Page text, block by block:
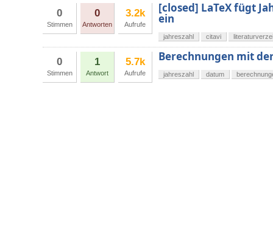
0
Stimmen
0
Antworten
3.2k
Aufrufe
[closed] LaTeX fügt
ein
jahreszahl citavi
0
Stimmen
1
Antwort
5.7k
Aufrufe
Berechnungen mit
jahreszahl datum